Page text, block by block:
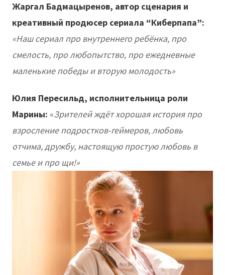
Жаргал Бадмацыренов, автор сценария и
креативный продюсер сериала “Киберпапа”:
«Наш сериал про внутреннего ребёнка, про
смелость, про любопытство, про ежедневные
маленькие победы и вторую молодость»
Юлия Пересильд, исполнительница роли
Марины: «Зрителей ждёт хорошая история про
взросление подростков-геймеров, любовь
отчима, дружбу, настоящую простую любовь в
семье и про щи!»